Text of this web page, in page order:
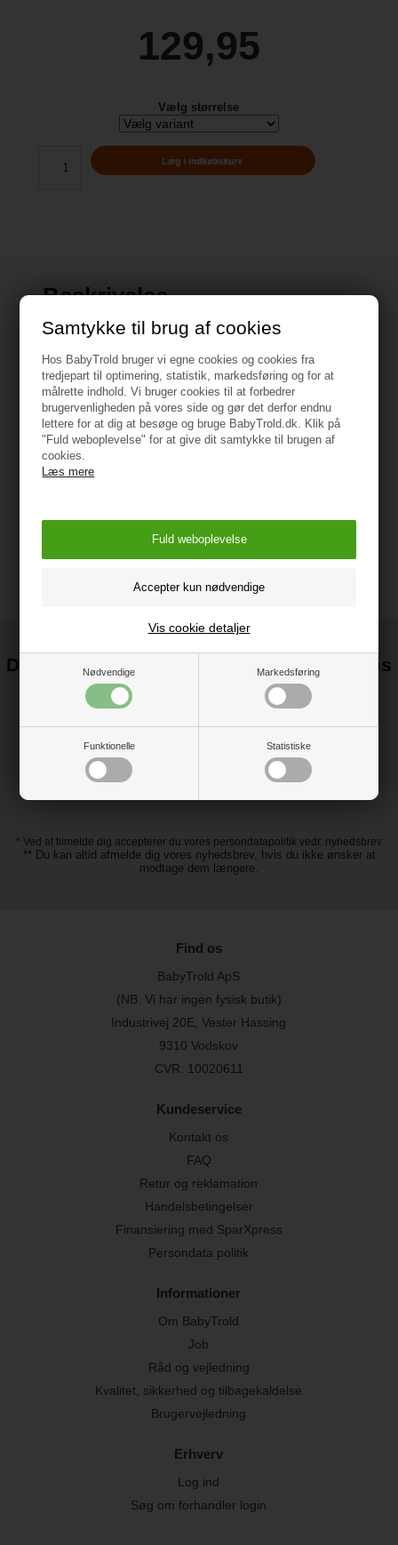
Samtykke til brug af cookies
Hos BabyTrold bruger vi egne cookies og cookies fra
tredjepart til optimering, statistik, markedsføring og for at
målrette indhold. Vi bruger cookies til at forbedrer
brugervenligheden på vores side og gør det derfor endnu
lettere for at dig at besøge og bruge BabyTrold.dk. Klik på
"Fuld weboplevelse" for at give dit samtykke til brugen af
cookies.
Læs mere
Nødvendige Markedsføring
Funktionelle Statistiske
Vis cookie detaljer
129,95
Vælg størrelse
Beskrivelse
Specifikationer
Vejledning
Det kan blive endnu billigere at handle hos
Tilmeld dig vores nyhedsbrev og gå ikke glip af gode tilbud
* Ved at tilmelde dig accepterer du vores persondatapolitik vedr. nyhedsbrev
** Du kan altid afmelde dig vores nyhedsbrev, hvis du ikke ønsker at
modtage dem længere.
Find os
BabyTrold ApS
(NB. Vi har ingen fysisk butik)
Industrivej 20E, Vester Hassing
9310 Vodskov
CVR: 10020611
Kundeservice
Kontakt os
FAQ
Retur og reklamation
Handelsbetingelser
Finansiering med SparXpress
Persondata politik
Informationer
Om BabyTrold
Job
Råd og vejledning
Kvalitet, sikkerhed og tilbagekaldelse
Brugervejledning
Erhverv
Log ind
Søg om forhandler login